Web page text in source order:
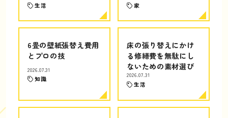
生活 家
6畳の壁紙張替え費用
とプロの技
2026.07.31
知識
床の張り替えにかけ
る修繕費を無駄にし
ないための素材選び
2026.07.31
生活